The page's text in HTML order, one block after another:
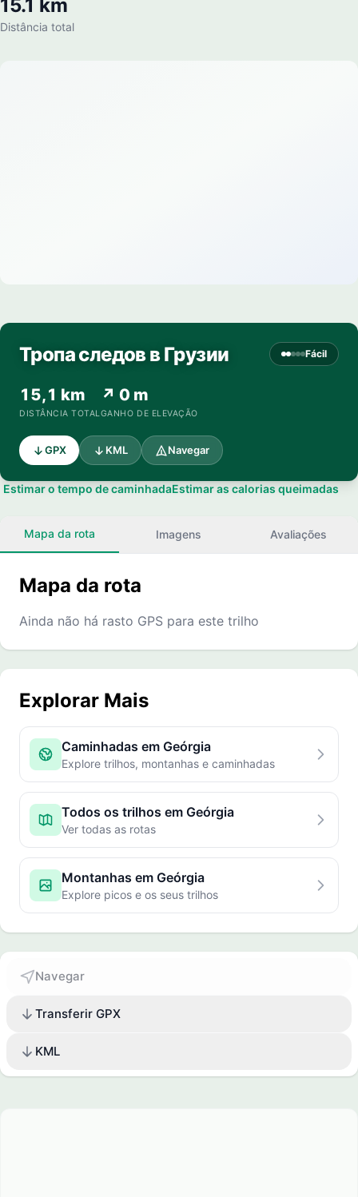
15.1 km
Distância total
Тропа следов в Грузии Fácil
15,1 km
DISTÂNCIA TOTAL
↗ 0 m
GANHO DE ELEVAÇÃO
GPX KML Navegar
Estimar o tempo de caminhadaEstimar as calorias queimadas
Mapa da rota Imagens Avaliações
Mapa da rota
Ainda não há rasto GPS para este trilho
Explorar Mais
Caminhadas em Geórgia
Explore trilhos, montanhas e caminhadas
Todos os trilhos em Geórgia
Ver todas as rotas
Montanhas em Geórgia
Explore picos e os seus trilhos
Navegar
Transferir GPX
KML